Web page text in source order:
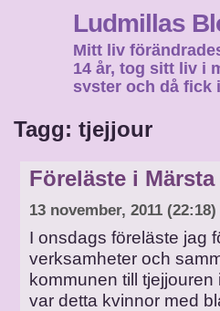
Ludmillas
Mitt liv
14 år, tog sitt liv i
syster och då fick
Tagg: tjejjour
Föreläste i
13 november, 2011 (22:18)
I onsdags föreläste jag
verksamheter och
kommunen till
var detta kvinnor med